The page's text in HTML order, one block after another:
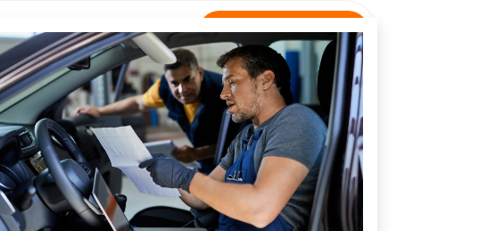
Rastreamento
BLOG CONTATO
Unidade Anhanguera